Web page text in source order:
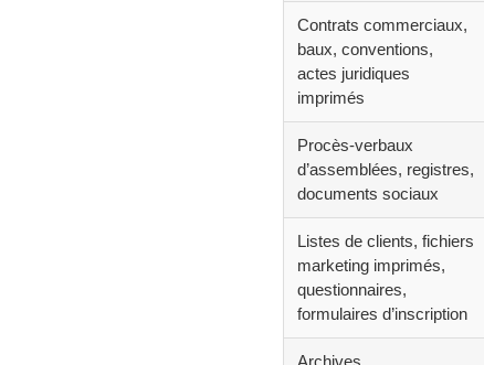
Contrats commerciaux,
baux, conventions,
actes juridiques
imprimés
Procès-verbaux
d’assemblées, registres,
documents sociaux
Listes de clients, fichiers
marketing imprimés,
questionnaires,
formulaires d’inscription
Archives